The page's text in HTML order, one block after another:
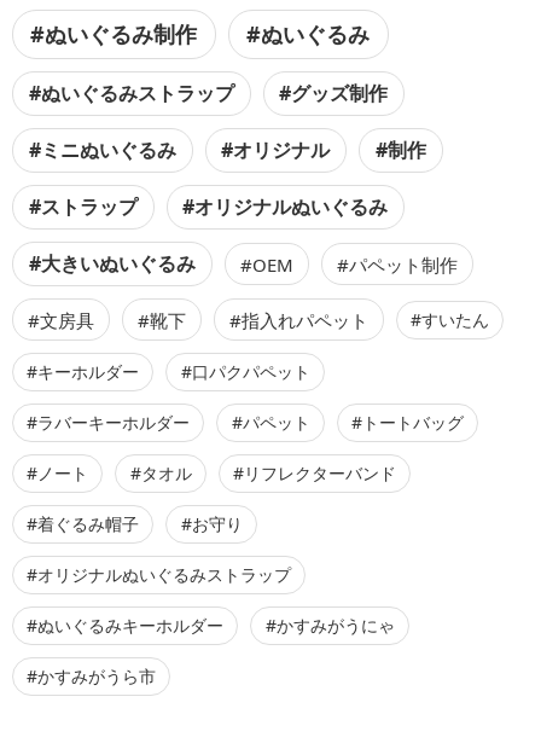
#ぬいぐるみ制作 #ぬいぐるみ
#ぬいぐるみストラップ #グッズ制作
#ミニぬいぐるみ #オリジナル #制作
#ストラップ #オリジナルぬいぐるみ
#大きいぬいぐるみ #OEM #パペット制作
#文房具 #靴下 #指入れパペット #すいたん
#キーホルダー #口パクパペット
#ラバーキーホルダー #パペット #トートバッグ
#ノート #タオル #リフレクターバンド
#着ぐるみ帽子 #お守り
#オリジナルぬいぐるみストラップ
#ぬいぐるみキーホルダー #かすみがうにゃ
#かすみがうら市